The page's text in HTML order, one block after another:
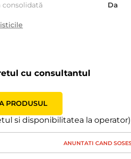
consolidată
Da
cu consultantul
PRODUSUL
si disponibilitatea la operator)
ANUNTATI CAND